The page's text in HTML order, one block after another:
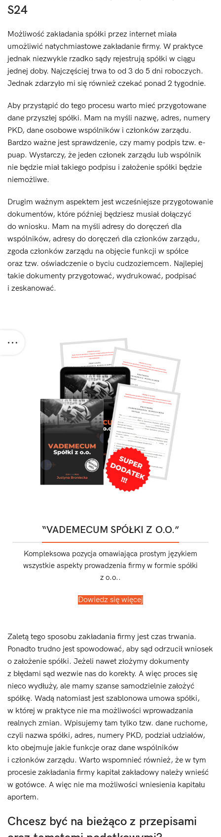
S24
Możliwość zakładania spółki przez internet miała
umożliwić natychmiastowe zakładanie firmy. W praktyce
jednak niezwykle rzadko sądy rejestrują spółki w ciągu
jednej doby. Najczęściej trwa to od 3 do 5 dni roboczych.
Jednak zdarzyło mi się również czekać ponad 2 tygodnie.
Aby przystąpić do tego procesu warto mieć przygotowane
dane przyszłej spółki. Mam na myśli nazwę, adres, numery
PKD, dane osobowe wspólników i członków zarządu.
Bardzo ważne jest sprawdzenie, czy mamy podpis tzw. e-
puap. Wystarczy, że jeden członek zarządu lub wspólnik
nie będzie miał takiego podpisu i założenie spółki będzie
niemożliwe.
Drugim ważnym aspektem jest wcześniejsze przygotowanie
dokumentów, które później będziesz musiał dołączyć
do wniosku. Mam na myśli adresy do doręczeń dla
wspólników, adresy do doręczeń dla członków zarządu,
zgoda członków zarządu na objęcie funkcji w spółce
oraz tzw. oświadczenie o byciu cudzoziemcem. Najlepiej
takie dokumenty przygotować, wydrukować, podpisać
i zeskanować.
“VADEMECUM SPÓŁKI Z O.O.”
Kompleksowa pozycja omawiająca prostym językiem
wszystkie aspekty prowadzenia firmy w formie spółki
z o.o..
Dowiedz się więcej
Zaletą tego sposobu zakładania firmy jest czas trwania.
Ponadto trudno jest spowodować, aby sąd odrzucił wniosek
o założenie spółki. Jeżeli nawet złożymy dokumenty
z błędami sąd wezwie nas do korekty. A więc proces się
nieco wydłuży, ale mamy szanse samodzielnie założyć
spółkę. Wadą natomiast jest szablonowa umowa spółki,
w której w praktyce nie ma możliwości wprowadzania
realnych zmian. Wpisujemy tam tylko tzw. dane ruchome,
czyli nazwa spółki, adres, numery PKD, podział udziałów,
kto obejmuje jakie funkcje oraz dane wspólników
i członków zarządu. Warto wspomnieć również, że w tym
procesie zakładania firmy kapitał zakładowy należy wnieść
w gotówce. A więc nie ma możliwości wniesienia kapitału
aportem.
Chcesz być na bieżąco z przepisami